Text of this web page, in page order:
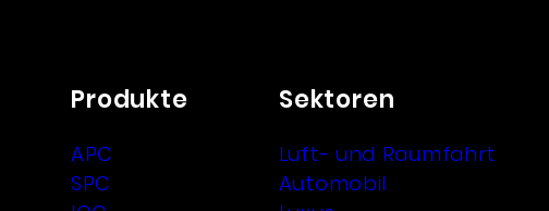
Produkte
APC
SPC
Sektoren
Luft- und Raumfahrt
Automobil